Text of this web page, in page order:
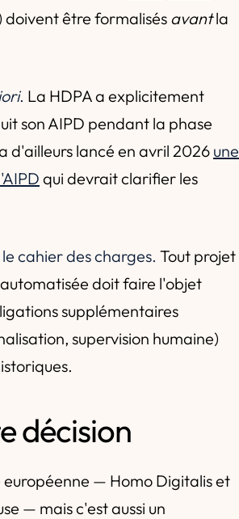
être formalisés avantla
. La HDPA a explicitement
son AIPD pendant la phase
d'ailleurs lancé en avril 2026une
qui devrait clarifier les
cahier des charges. Tout projet
doit faire l'objet
supplémentaires
supervision humaine)
décision
— Homo Digitalis et
— mais c'est aussi un